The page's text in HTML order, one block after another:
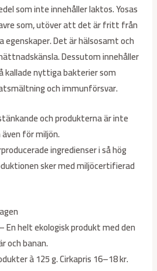
som inte innehåller laktos. Yosas
som, utöver att det är fritt från
egenskaper. Det är hälsosamt och
Dessutom innehåller
kallade nyttiga bakterier som
och immunförsvar.
och produkterna är inte
för miljön.
ingredienser i så hög
sker med miljöcertifierad
En helt ekologisk produkt med den
och banan.
à 125 g. Cirkapris 16–18 kr.